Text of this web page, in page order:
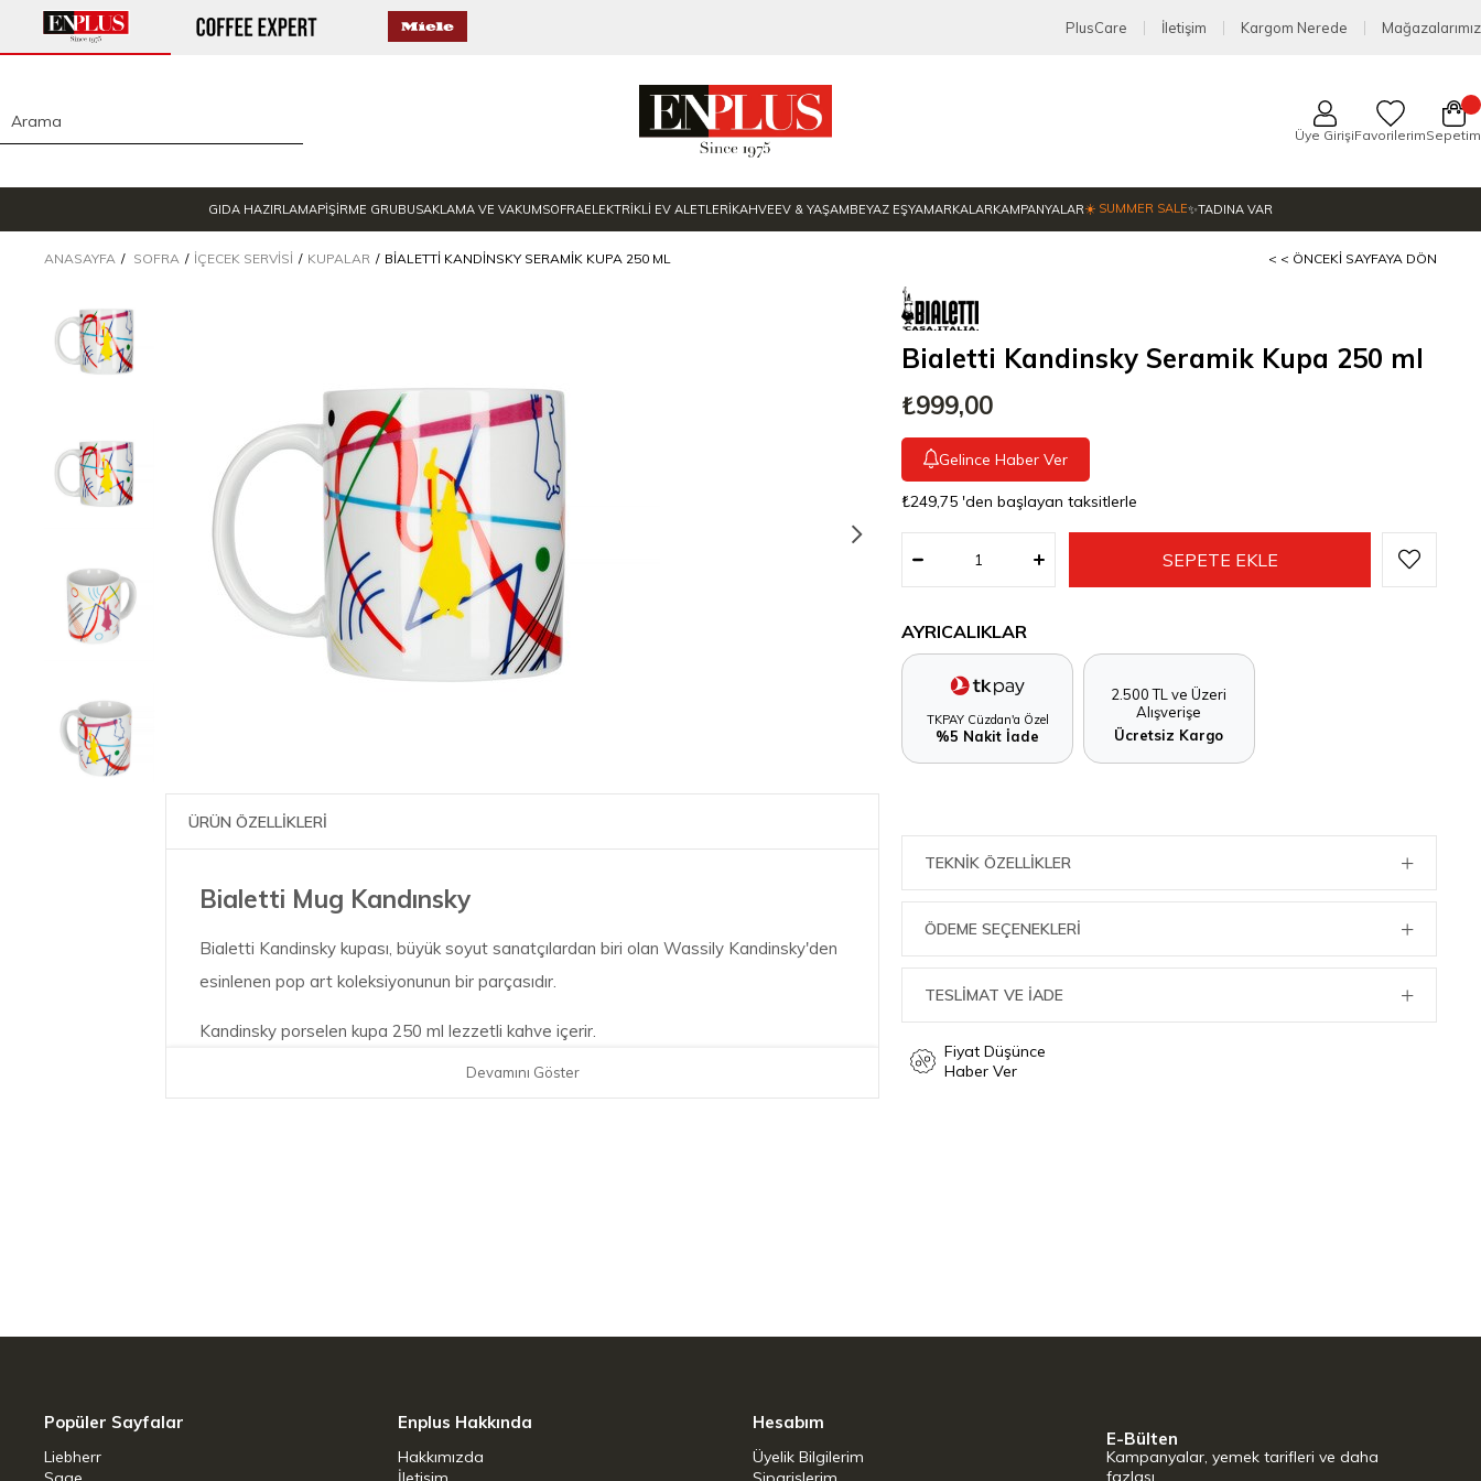
PlusCare İletişim Kargom Nerede Mağazalarımız
Üye GirişiFavorilerimSepetim
GIDA HAZIRLAMAPİŞİRME GRUBUSAKLAMA VE VAKUMSOFRAELEKTRİKLİ EV ALETLERİKAHVEEV & YAŞAMBEYAZ EŞYAMARKALARKAMPANYALAR☀️ SUMMER SALE✨TADINA VAR
ANASAYFA SOFRA İÇECEK SERVISI KUPALAR BIALETTI KANDINSKY SERAMIK KUPA 250 ML < < ÖNCEKI SAYFAYA DÖN
ÜRÜN ÖZELLİKLERİ
Bialetti Mug Kandınsky
Bialetti Kandinsky kupası, büyük soyut sanatçılardan biri olan Wassily Kandinsky'den
esinlenen pop art koleksiyonunun bir parçasıdır.
Kandinsky porselen kupa 250 ml lezzetli kahve içerir.
Devamını Göster
Bialetti Kandinsky Seramik Kupa 250 ml
₺999,00
Gelince Haber Ver
₺249,75 'den başlayan taksitlerle
AYRICALIKLAR
TKPAY Cüzdan'a Özel
%5 Nakit İade
2.500 TL ve Üzeri
Alışverişe
Ücretsiz Kargo
TEKNIK ÖZELLIKLER
ÖDEME SEÇENEKLERI
TESLİMAT VE İADE
Fiyat Düşünce
Haber Ver
Popüler Sayfalar
Liebherr
Enplus Hakkında
Hakkımızda
Hesabım
Üyelik Bilgilerim
E-Bülten
Kampanyalar, yemek tarifleri ve daha
fazlası…